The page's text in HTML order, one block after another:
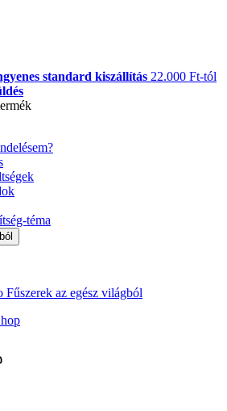
standard kiszállítás 22.000 Ft-tól
téma
Fűszerek az egész világból